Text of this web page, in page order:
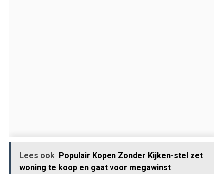
Lees ook Populair Kopen Zonder Kijken-stel zet
woning te koop en gaat voor megawinst